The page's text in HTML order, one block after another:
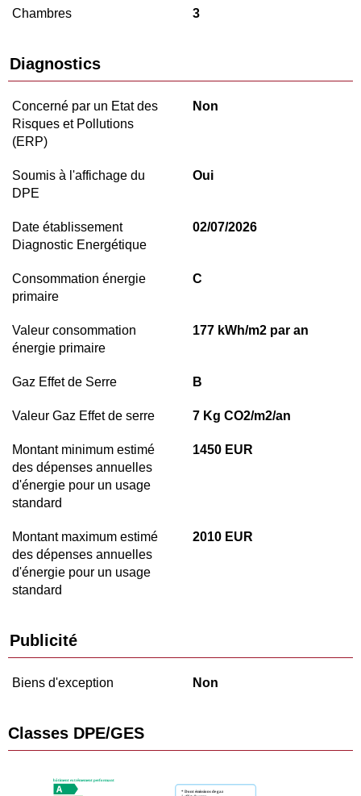
Chambres 3
Diagnostics
Concerné par un Etat des
Risques et Pollutions
(ERP)
Non
Soumis à l'affichage du
DPE
Oui
Date établissement
Diagnostic Energétique
02/07/2026
Consommation énergie
primaire
C
Valeur consommation
énergie primaire
177 kWh/m2 par an
Gaz Effet de Serre B
Valeur Gaz Effet de serre 7 Kg CO2/m2/an
Montant minimum estimé
des dépenses annuelles
d'énergie pour un usage
standard
1450 EUR
Montant maximum estimé
des dépenses annuelles
d'énergie pour un usage
standard
2010 EUR
Publicité
Biens d'exception Non
Classes DPE/GES